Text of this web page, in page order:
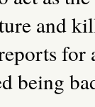
and
for
being